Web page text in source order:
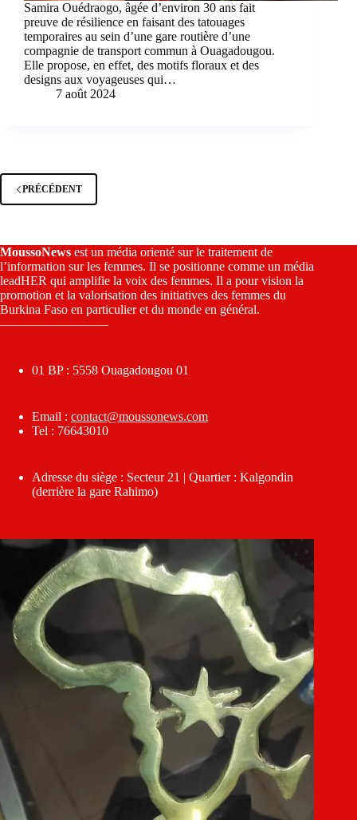
Samira Ouédraogo, âgée d’environ 30 ans fait
preuve de résilience en faisant des tatouages
temporaires au sein d’une gare routière d’une
compagnie de transport commun à Ouagadougou.
Elle propose, en effet, des motifs floraux et des
designs aux voyageuses qui…
7 août 2024
PRÉCÉDENT
MoussoNews est un média orienté sur le traitement de
l’information sur les femmes. Il se positionne comme un média
leadHER qui amplifie la voix des femmes. Il a pour vision la
promotion et la valorisation des initiatives des femmes du
Burkina Faso en particulier et du monde en général.
————————–
01 BP : 5558 Ouagadougou 01
Email : contact@moussonews.com
Tel : 76643010
Adresse du siège : Secteur 21 | Quartier : Kalgondin
(derrière la gare Rahimo)